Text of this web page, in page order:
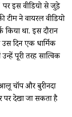
इस वीडियो से जुड़े
टीम ने वायरल वीडियो
था. इस दौरान
दिन एक धार्मिक
पूरी तरह सात्विक
चॉप और बुरीनदा
पर देखा जा सकता है